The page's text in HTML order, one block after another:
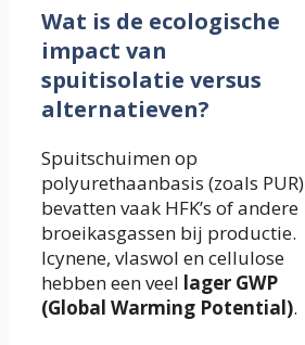
Wat is de ecologische
impact van
spuitisolatie versus
alternatieven?
Spuitschuimen op
polyurethaanbasis (zoals PUR)
bevatten vaak HFK’s of andere
broeikasgassen bij productie.
Icynene, vlaswol en cellulose
hebben een veel lager GWP
(Global Warming Potential).